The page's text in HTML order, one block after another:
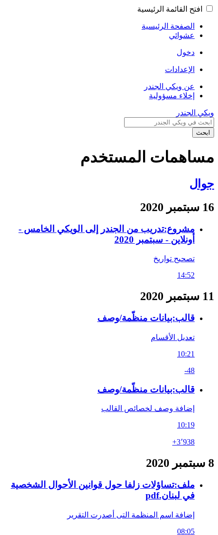
افتح القائمة الرئيسية
الصفحة الرئيسية
عشوائي
دخول
الإعدادات
عن ويكي الجندر
إخلاء مسؤولية
ويكي الجندر
ابحث
مساهمات المستخدم
جوال
16 سبتمبر 2020
مشروع:تدريب من الجندر إلى الويكي الخامس -
أونلاين - سبتمبر 2020
تصحيح تواريخ
14:52
11 سبتمبر 2020
قالب:بيانات منظّمة/وصف
تعديل الأقسام
10:21
-48
قالب:بيانات منظّمة/وصف
إضافة وصف لخصائص القالب
10:19
+3٬938
8 سبتمبر 2020
ملف:تساؤلات زلفا حول قوانين الأحوال الشخصية
في لبنان.pdf
إضافة اسم المنظمة التى أصدرت التقرير
08:05